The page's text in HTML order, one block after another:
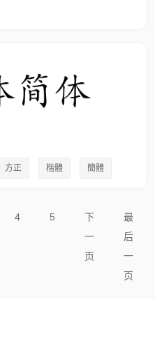
方正 楷體 簡體
4 5
下
一
页
最
后
一
页